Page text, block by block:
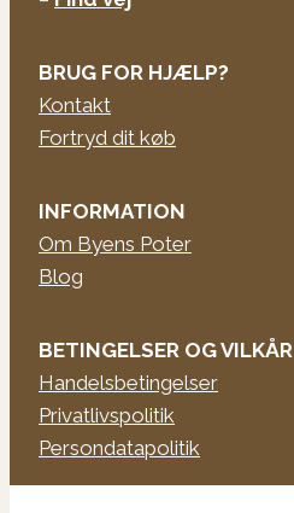
BRUG FOR HJÆLP?
Kontakt
Fortryd dit køb
INFORMATION
Om Byens Poter
Blog
BETINGELSER OG VILKÅR
Handelsbetingelser
Privatlivspolitik
Persondatapolitik